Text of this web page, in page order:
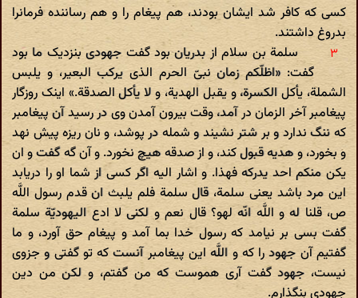
کسی که کافر شد ایشان بودند، هم پیغام را و هم رساننده فرمانرا
بدروغ داشتند.
سلمة بن سلام از بدریان بود گفت جهودی بنزدیک ما بود
گفت: «اظلّکم زمان نبیّ الحرم الذی یرکب البعیر، و یلبس
الشملة، یأکل الکسرة، و یقبل الهدیة، و لا یأکل الصدقة.» اینک روزگار
پیغامبر آخر الزمان در آمد، وقت بیرون آمدن وی در رسید آن پیغامبر
که ننگ ندارد و بر شتر نشیند و شمله در پوشد، و نان ریزه پیش نهد
و بخورد، و هدیه قبول کند، و از صدقه هیچ نخورد. و آن گه گفت و ان
یکن منکم احد یدرکه فهذا. و اشار الیه اگر کسی از شما او را دریابد
این مرد باشد یعنی سلمة، قال سلمة فلم یلبث ان قدم رسول اللَّه
ص، قلنا له و اللَّه انّه لهو؟ قال نعم و لکنی لا ادع الیهودیّة سلمة
گفت بسی بر نیامد که رسول خدا بما آمد و پیغام حق آورد، و ما
گفتیم آن جهود را که و اللَّه این پیغامبر آنست که تو گفتی و جزوی
نیست، جهود گفت آری هموست که من گفتم، و لکن من دین
جهودی بنگذارم.